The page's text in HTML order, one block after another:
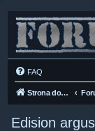
FAQ
Strona domowa
Edision